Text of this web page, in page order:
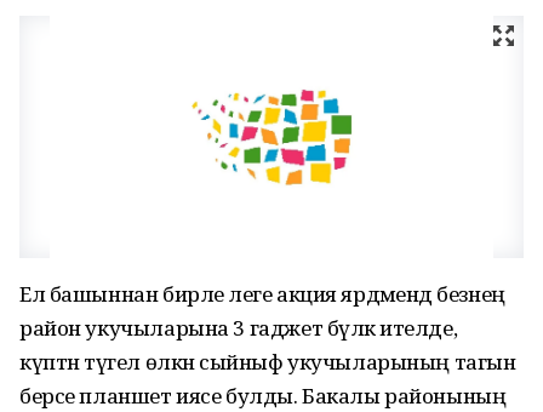
Ел башыннан бирле әлеге акция ярдәмендә безнең
район укучыларына 3 гаджет бүләк ителде, ә
күптән түгел өлкән сыйныф укучыларының тагын
берсе планшет иясе булды. Бакалы районының